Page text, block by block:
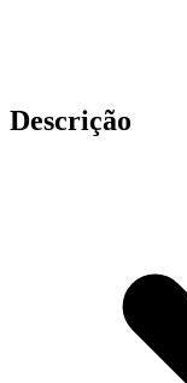
Descrição